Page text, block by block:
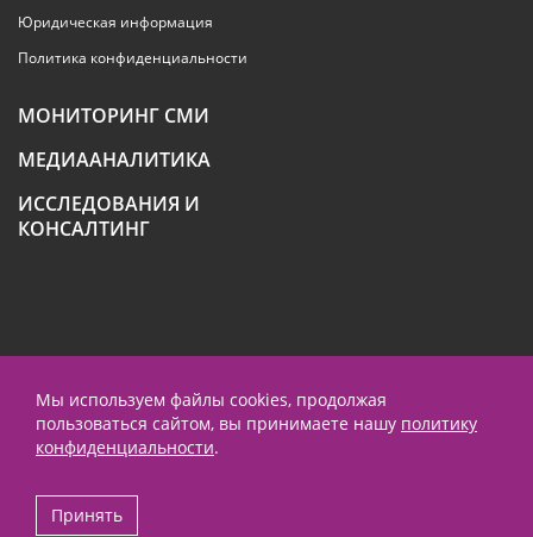
Юридическая информация
Политика конфиденциальности
МОНИТОРИНГ СМИ
МЕДИААНАЛИТИКА
ИССЛЕДОВАНИЯ И
КОНСАЛТИНГ
© 1995-2026 ООО «ПиАрНьюс Партнерс»
+7 (495) 789-4259
contact@prnews.ru
Мы используем файлы cookies, продолжая
пользоваться сайтом, вы принимаете нашу политику
конфиденциальности.
Принять